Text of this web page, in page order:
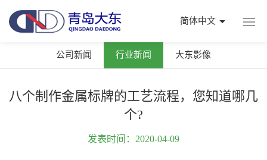
简体中文
公司新闻 行业新闻 大东影像
八个制作金属标牌的工艺流程，您知道哪几
个?
发表时间：2020-04-09